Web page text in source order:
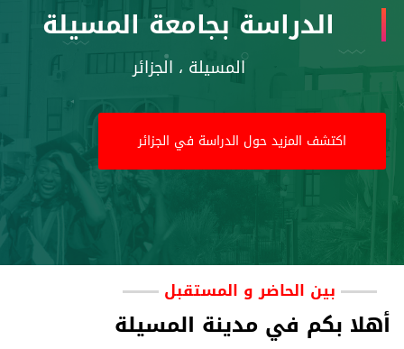
الدراسة بجامعة المسيلة
المسيلة ، الجزائر
اكتشف المزيد حول الدراسة في الجزائر
بين الحاضر و المستقبل
أهلا بكم في مدينة المسيلة